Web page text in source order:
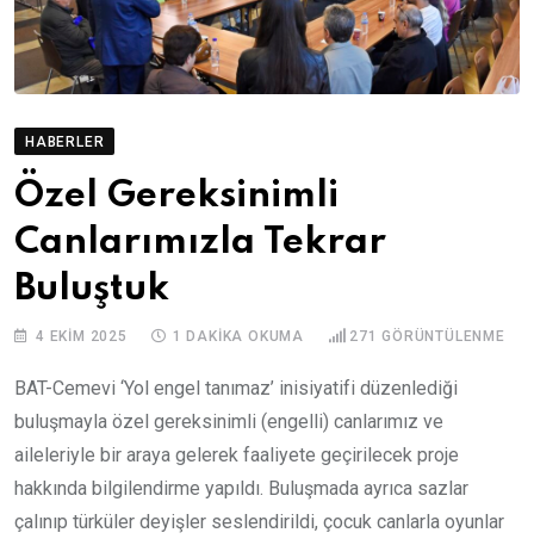
HABERLER
Özel Gereksinimli
Canlarımızla Tekrar
Buluştuk
4 EKIM 2025 1 DAKIKA OKUMA 271 GÖRÜNTÜLENME
BAT-Cemevi ‘Yol engel tanımaz’ inisiyatifi düzenlediği
buluşmayla özel gereksinimli (engelli) canlarımız ve
aileleriyle bir araya gelerek faaliyete geçirilecek proje
hakkında bilgilendirme yapıldı. Buluşmada ayrıca sazlar
çalınıp türküler deyişler seslendirildi, çocuk canlarla oyunlar